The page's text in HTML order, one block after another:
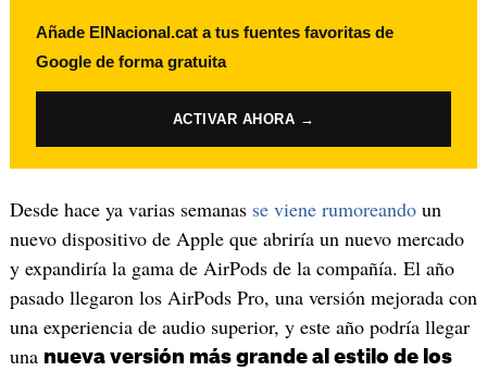
Añade ElNacional.cat a tus fuentes favoritas de
Google de forma gratuita
ACTIVAR AHORA →
Desde hace ya varias semanas se viene rumoreandoun
nuevo dispositivo de Apple que abriría un nuevo mercado
y expandiría la gama de AirPods de la compañía. El año
pasado llegaron los AirPods Pro, una versión mejorada con
una experiencia de audio superior, y este año podría llegar
una nueva versión más grande al estilo de los